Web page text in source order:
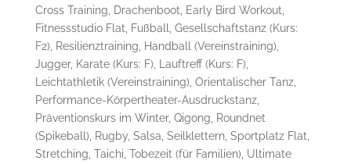
Cross Training, Drachenboot, Early Bird Workout,
Fitnessstudio Flat, Fußball, Gesellschaftstanz (Kurs:
F2), Resilienztraining, Handball (Vereinstraining),
Jugger, Karate (Kurs: F), Lauftreff (Kurs: F),
Leichtathletik (Vereinstraining), Orientalischer Tanz,
Performance-Körpertheater-Ausdruckstanz,
Präventionskurs im Winter, Qigong, Roundnet
(Spikeball), Rugby, Salsa, Seilklettern, Sportplatz Flat,
Stretching, Taichi, Tobezeit (für Familien), Ultimate